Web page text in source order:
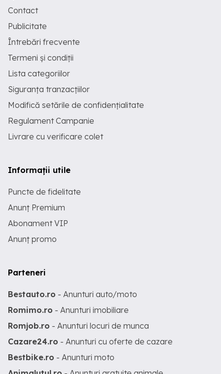
Contact
Publicitate
Întrebări frecvente
Termeni și condiții
Lista categoriilor
Siguranța tranzacțiilor
Modifică setările de confidențialitate
Regulament Campanie
Livrare cu verificare colet
Informații utile
Puncte de fidelitate
Anunț Premium
Abonament VIP
Anunț promo
Parteneri
Bestauto.ro - Anunturi auto/moto
Romimo.ro - Anunturi imobiliare
Romjob.ro - Anunturi locuri de munca
Cazare24.ro - Anunturi cu oferte de cazare
Bestbike.ro - Anunturi moto